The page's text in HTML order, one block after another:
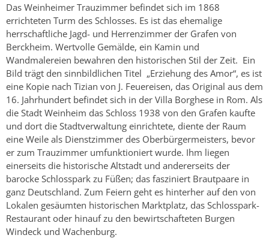
Das Weinheimer Trauzimmer befindet sich im 1868
errichteten Turm des Schlosses. Es ist das ehemalige
herrschaftliche Jagd- und Herrenzimmer der Grafen von
Berckheim. Wertvolle Gemälde, ein Kamin und
Wandmalereien bewahren den historischen Stil der Zeit. Ein
Bild trägt den sinnbildlichen Titel „Erziehung des Amor“, es ist
eine Kopie nach Tizian von J. Feuereisen, das Original aus dem
16. Jahrhundert befindet sich in der Villa Borghese in Rom. Als
die Stadt Weinheim das Schloss 1938 von den Grafen kaufte
und dort die Stadtverwaltung einrichtete, diente der Raum
eine Weile als Dienstzimmer des Oberbürgermeisters, bevor
er zum Trauzimmer umfunktioniert wurde. Ihm liegen
einerseits die historische Altstadt und andererseits der
barocke Schlosspark zu Füßen; das fasziniert Brautpaare in
ganz Deutschland. Zum Feiern geht es hinterher auf den von
Lokalen gesäumten historischen Marktplatz, das Schlosspark-
Restaurant oder hinauf zu den bewirtschafteten Burgen
Windeck und Wachenburg.